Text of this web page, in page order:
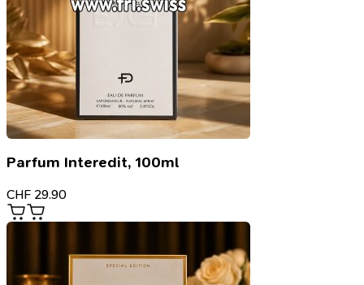
Parfum Interedit, 100ml
CHF 29.90